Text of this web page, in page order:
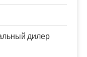
дилер